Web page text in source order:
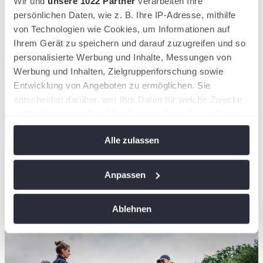
persönlichen Daten, wie z. B. Ihre IP-Adresse, mithilfe
von Technologien wie Cookies, um Informationen auf
Ihrem Gerät zu speichern und darauf zuzugreifen und so
personalisierte Werbung und Inhalte, Messungen von
Werbung und Inhalten, Zielgruppenforschung sowie
Entwicklung von Angeboten zu ermöglichen. Sie
entscheiden darüber, wer Ihre Daten für welche Zwecke
Cookie-Erklärung oder durch Klicken auf das Privacy
Trigger Symbol ändern oder widerrufen
Wenn Sie es erlauben, würden wir auch gerne:
bestimmten Merkmalen (Fingerprinting) identifizieren
Erfahren Sie mehr darüber, wie Ihre persönlichen Daten
Alle zulassen
Anpassen
Ablehnen
Dunlop - Power on - FX Series - Padel
17/06/2026
POWER ON – Die neue Dunlop Padel FX Serie